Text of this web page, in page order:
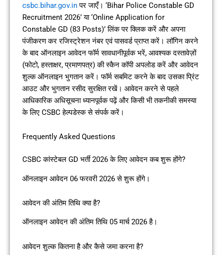
csbc.bihar.gov.inपर जाएँ। ‘Bihar Police Constable GD
Recruitment 2026’ या ‘Online Application for
Constable GD (83 Posts)’ लिंक पर क्लिक करें और अपना
पंजीकरण कर रजिस्ट्रेशन नंबर एवं पासवर्ड प्राप्त करें। लॉगिन करने
के बाद ऑनलाइन आवेदन फॉर्म सावधानीपूर्वक भरें, आवश्यक दस्तावेज़ों
(फोटो, हस्ताक्षर, प्रमाणपत्र) की स्कैन कॉपी अपलोड करें और आवेदन
शुल्क ऑनलाइन भुगतान करें। फॉर्म सबमिट करने के बाद उसका प्रिंट
आउट और भुगतान रसीद सुरक्षित रखें। आवेदन करने से पहले
आधिकारिक अधिसूचना ध्यानपूर्वक पढ़ें और किसी भी तकनीकी समस्या
के लिए CSBC हेल्पडेस्क से संपर्क करें।
Frequently Asked Questions
CSBC कांस्टेबल GD भर्ती 2026 के लिए आवेदन कब शुरू होंगे?
ऑनलाइन आवेदन 06 फरवरी 2026 से शुरू होंगे।
आवेदन की अंतिम तिथि क्या है?
ऑनलाइन आवेदन की अंतिम तिथि 05 मार्च 2026 है।
आवेदन शुल्क कितना है और कैसे जमा करना है?